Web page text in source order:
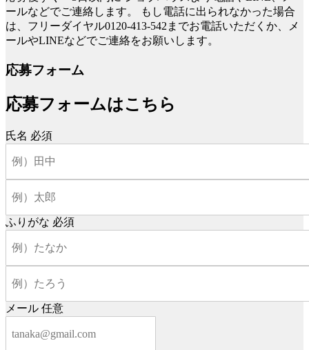
ールなどでご連絡します。
もし電話に出られなかった場合
は、フリーダイヤル0120-413-542までお電話いただくか、メ
ールやLINEなどでご連絡をお願いします。
応募フォーム
応募フォームはこちら
氏名 必須
ふりがな 必須
メール 任意